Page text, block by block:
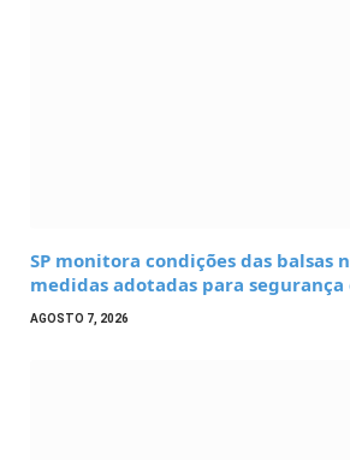
SP monitora condições das balsas
medidas adotadas para segurança
AGOSTO 7, 2026